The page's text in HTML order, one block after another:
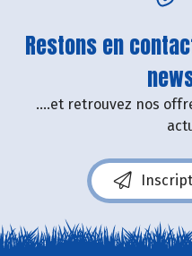
Restons en
....et retrouvez nos